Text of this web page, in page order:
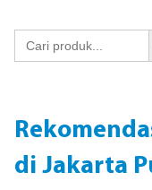
Search
for:
di Jakarta